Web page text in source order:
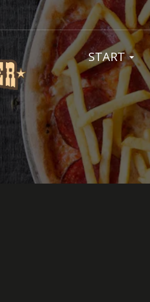
START